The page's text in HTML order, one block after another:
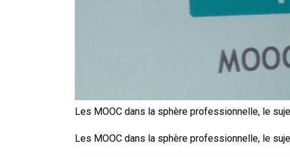
Les MOOC dans la sphère professionnelle, le
Les MOOC dans la sphère professionnelle, le